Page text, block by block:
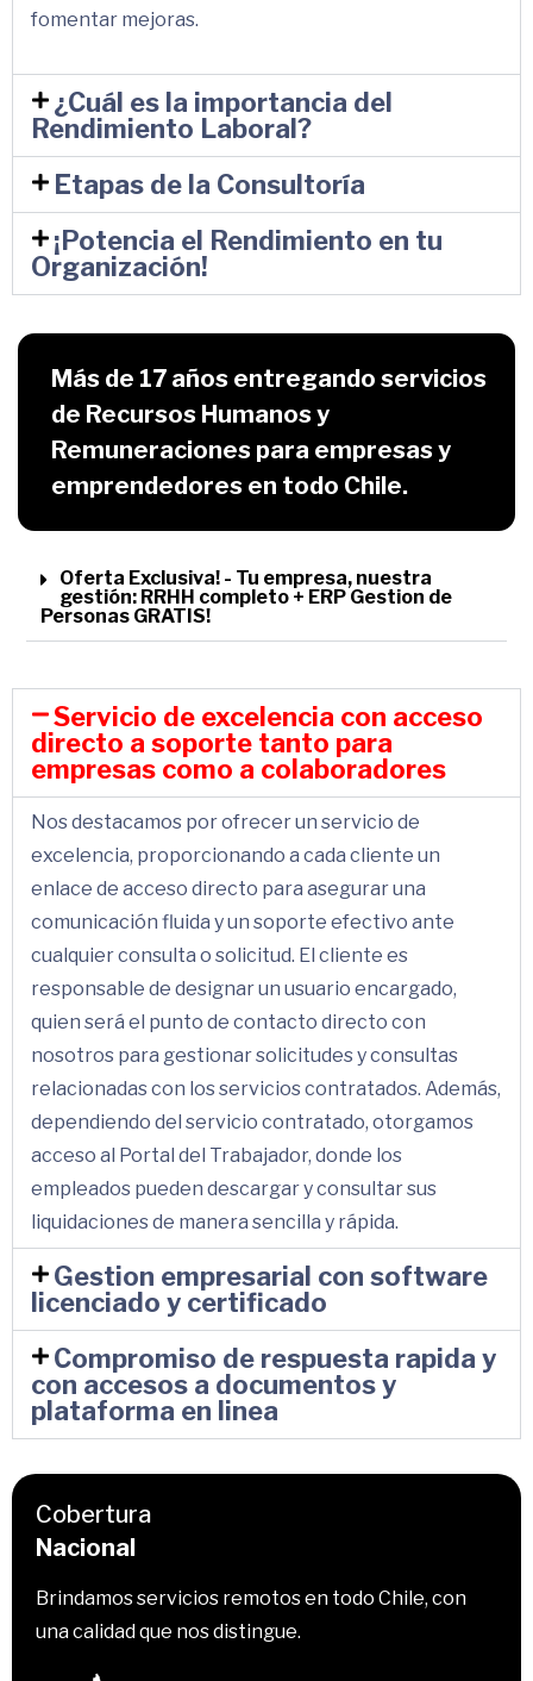
fomentar mejoras.
¿Cuál es la importancia del
Rendimiento Laboral?
Etapas de la Consultoría
¡Potencia el Rendimiento en tu
Organización!
Más de 17 años entregando servicios
de Recursos Humanos y
Remuneraciones para empresas y
emprendedores en todo Chile.
Oferta Exclusiva! - Tu empresa, nuestra
gestión: RRHH completo + ERP Gestion de
Personas GRATIS!
Servicio de excelencia con acceso
directo a soporte tanto para
empresas como a colaboradores
Nos destacamos por ofrecer un servicio de
excelencia, proporcionando a cada cliente un
enlace de acceso directo para asegurar una
comunicación fluida y un soporte efectivo ante
cualquier consulta o solicitud. El cliente es
responsable de designar un usuario encargado,
quien será el punto de contacto directo con
nosotros para gestionar solicitudes y consultas
relacionadas con los servicios contratados. Además,
dependiendo del servicio contratado, otorgamos
acceso al Portal del Trabajador, donde los
empleados pueden descargar y consultar sus
liquidaciones de manera sencilla y rápida.
Gestion empresarial con software
licenciado y certificado
Compromiso de respuesta rapida y
con accesos a documentos y
plataforma en linea
Cobertura
Nacional
Brindamos servicios remotos en todo Chile, con
una calidad que nos distingue.